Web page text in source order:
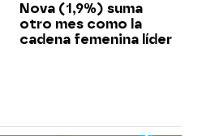
Nova (1,9%) suma
otro mes como la
cadena femenina líder